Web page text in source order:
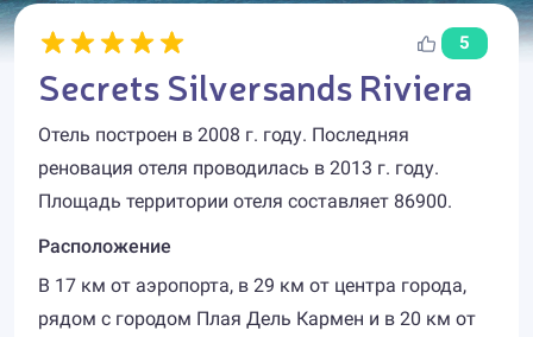
5
Secrets Silversands Riviera
Отель построен в 2008 г. году. Последняя
реновация отеля проводилась в 2013 г. году.
Площадь территории отеля составляет 86900.
Расположение
В 17 км от аэропорта, в 29 км от центра города,
рядом с городом Плая Дель Кармен и в 20 км от